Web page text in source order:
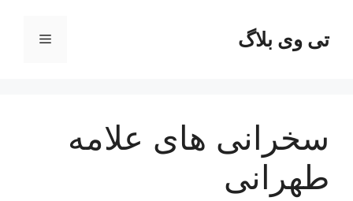
محتواتی وی بلاگ فهرست
سخرانی های علامه
طهرانی